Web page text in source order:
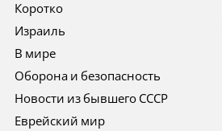
Коротко
Израиль
В мире
Оборона и безопасность
Новости из бывшего СССР
Еврейский мир